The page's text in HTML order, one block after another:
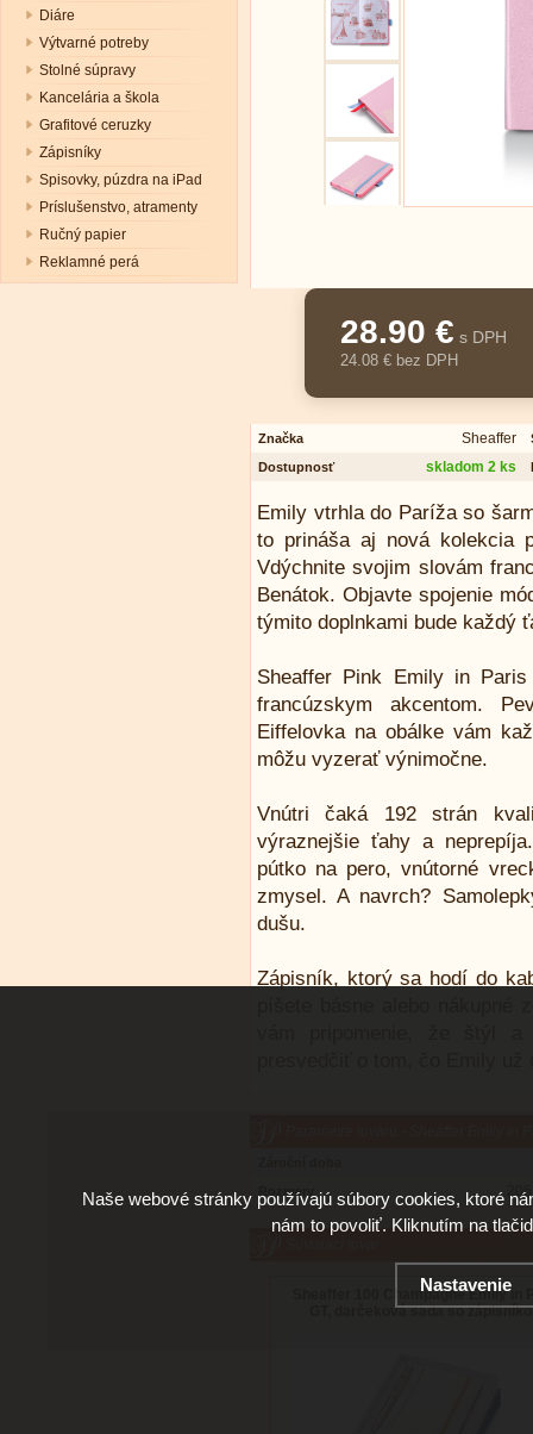
Diáre
Výtvarné potreby
Stolné súpravy
Kancelária a škola
Grafitové ceruzky
Zápisníky
Spisovky, púzdra na iPad
Príslušenstvo, atramenty
Ručný papier
Reklamné perá
28.90 € s DPH
24.08 € bez DPH
Značka Sheaffer
Dostupnosť
skladom 2 ks
Emily vtrhla do Paríža so
to prináša aj nová kolekcia
Vdýchnite svojim slovám
Benátok. Objavte spojenie
týmito doplnkami bude každý
Sheaffer Pink Emily in
francúzskym akcentom.
Eiffelovka na obálke vám
môžu vyzerať výnimočne.
Vnútri čaká 192 strán
výraznejšie ťahy a
pútko na pero, vnútorné
zmysel. A navrch?
dušu.
Zápisník, ktorý sa hodí do
Rozmery
Sheaffer 100 Champagne Emily in
GT, darčeková sada so
Naše webové stránky používajú súbory cookies, ktoré
nám to povoliť. Kliknutím na
Nastavenie